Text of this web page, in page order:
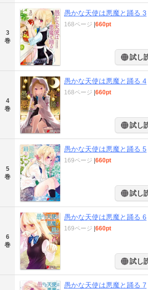
3
巻
愚かな天使は悪魔と踊る 3
168ページ 660pt
試し
4
巻
愚かな天使は悪魔と踊る 4
168ページ 660pt
試し
5
巻
愚かな天使は悪魔と踊る 5
169ページ 660pt
試し
6
巻
愚かな天使は悪魔と踊る 6
169ページ 660pt
試し
愚かな天使は悪魔と踊る 7